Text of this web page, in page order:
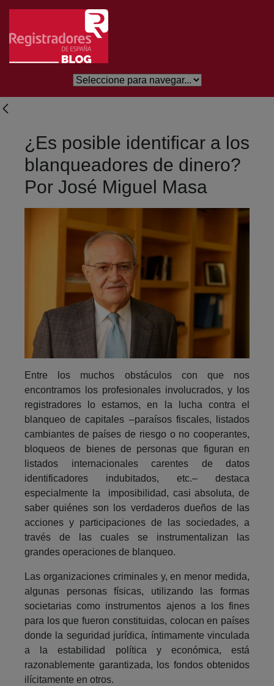
Skip to Main Content
¿Es posible identificar a los
blanqueadores de dinero?
Por José Miguel Masa
Entre los muchos obstáculos con que nos
encontramos los profesionales involucrados, y los
registradores lo estamos, en la lucha contra el
blanqueo de capitales –paraísos fiscales, listados
cambiantes de países de riesgo o no cooperantes,
bloqueos de bienes de personas que figuran en
listados internacionales carentes de datos
identificadores indubitados, etc.– destaca
especialmente la imposibilidad, casi absoluta, de
saber quiénes son los verdaderos dueños de las
acciones y participaciones de las sociedades, a
través de las cuales se instrumentalizan las
grandes operaciones de blanqueo.
Las organizaciones criminales y, en menor medida,
algunas personas físicas, utilizando las formas
societarias como instrumentos ajenos a los fines
para los que fueron constituidas, colocan en países
donde la seguridad jurídica, íntimamente vinculada
a la estabilidad política y económica, está
razonablemente garantizada, los fondos obtenidos
ilícitamente en otros.